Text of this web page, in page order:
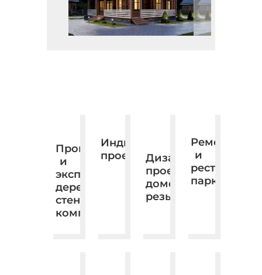
Производство
и
экспорт
деревянных
стеновых
комплектов.
Индивидуальное
проектирование.
Дизайн,
проектирование,
домовая
резьба.
Ремонт
и
паркета